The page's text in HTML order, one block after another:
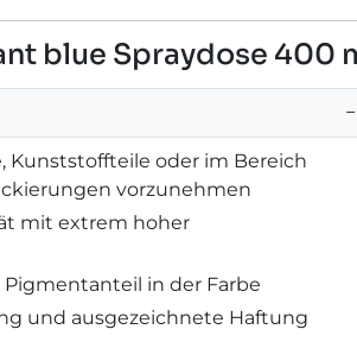
blue Spraydose
−
Kunststoffteile oder im Bereich
vorzunehmen
mit extrem hoher
in der Farbe
und ausgezeichnete Haftung